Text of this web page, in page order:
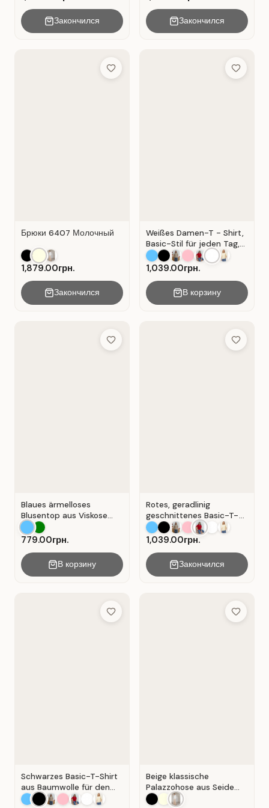
Закончился Закончился
Add to Wish List
Брюки 6407 Молочный
1,879.00грн.
Закончился
Add to
Weißes Damen-T - Shirt,
Basic-Stil für jeden Tag,
Material: Weißer Kater
1,039.00грн.
В корзину
Add to Wish List
Blaues ärmelloses
Blusentop aus Viskose
mit V-Ausschnitt . Blau .
779.00грн.
В корзину
Add to
Rotes, geradlinig
geschnittenes Basic-T-
Shirt aus Baumwolle . Rot
.1,039.00грн.
Закончился
Add to Wish List
Schwarzes Basic-T-Shirt
aus Baumwolle für den
Alltag . Schwarz.
Add to
Beige klassische
Palazzohose aus Seide
mit Falten . Beige .